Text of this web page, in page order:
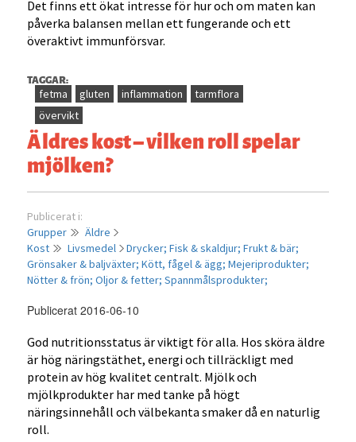
Det finns ett ökat intresse för hur och om maten kan
påverka balansen mellan ett fungerande och ett
överaktivt immunförsvar.
TAGGAR:
fetma gluten inflammation
tarmflora
övervikt
Äldres kost – vilken roll spelar
mjölken?
Publicerat i:
Grupper
Äldre
Kost
Livsmedel Drycker;Fisk & skaldjur;Frukt & bär;
Grönsaker & baljväxter;Kött, fågel & ägg;Mejeriprodukter;
Nötter & frön;Oljor & fetter;Spannmålsprodukter;
Publicerat 2016-06-10
God nutritionsstatus är viktigt för alla. Hos sköra äldre
är hög näringstäthet, energi och tillräckligt med
protein av hög kvalitet centralt. Mjölk och
mjölkprodukter har med tanke på högt
näringsinnehåll och välbekanta smaker då en naturlig
roll.